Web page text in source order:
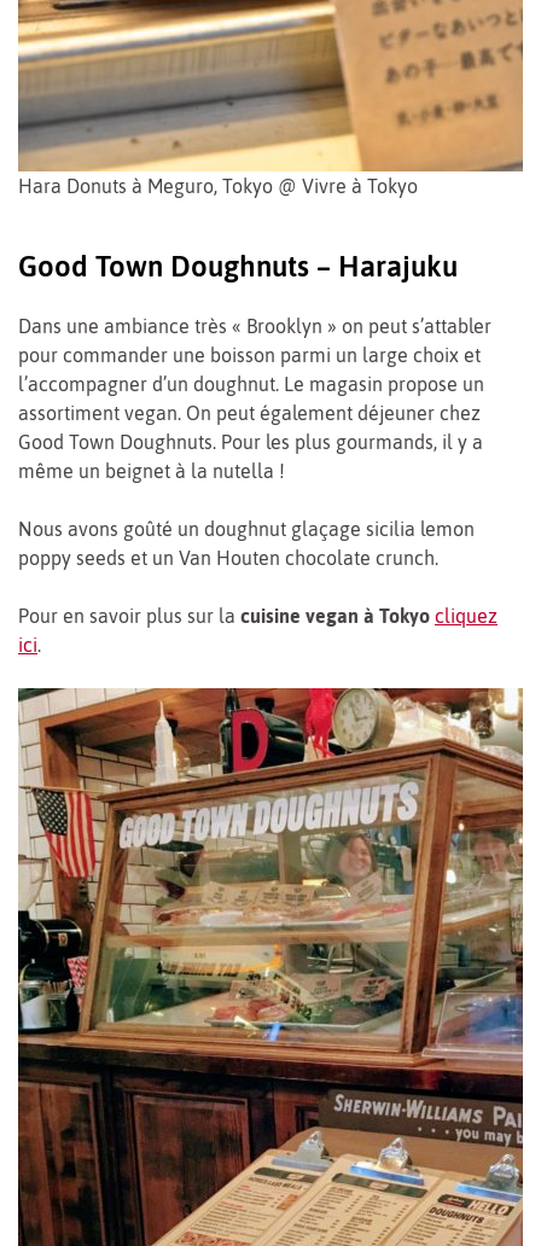
Hara Donuts à Meguro, Tokyo @ Vivre à Tokyo
Good Town Doughnuts – Harajuku
Dans une ambiance très « Brooklyn » on peut s’attabler
pour commander une boisson parmi un large choix et
l’accompagner d’un doughnut. Le magasin propose un
assortiment vegan. On peut également déjeuner chez
Good Town Doughnuts. Pour les plus gourmands, il y a
même un beignet à la nutella !
Nous avons goûté un doughnut glaçage sicilia lemon
poppy seeds et un Van Houten chocolate crunch.
Pour en savoir plus sur la cuisine vegan à Tokyo cliquez
ici.